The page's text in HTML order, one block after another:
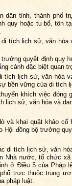
dân tỉnh, thành phố
quy hoặc tu bổ, tôn
tích lịch sử, văn hóa
trưởng quyết định quy
cảnh đặc biệt quan
tích lịch sử, văn hóa
bền vững của di tích
khích việc đóng
lịch sử, văn hóa và
và khai quật khảo
Hội đồng bộ trưởng quy
di tích lịch sử, văn
Nhà nước, tổ chức
ở Điều 5 của Pháp
trực thuộc trung
pháp luật.